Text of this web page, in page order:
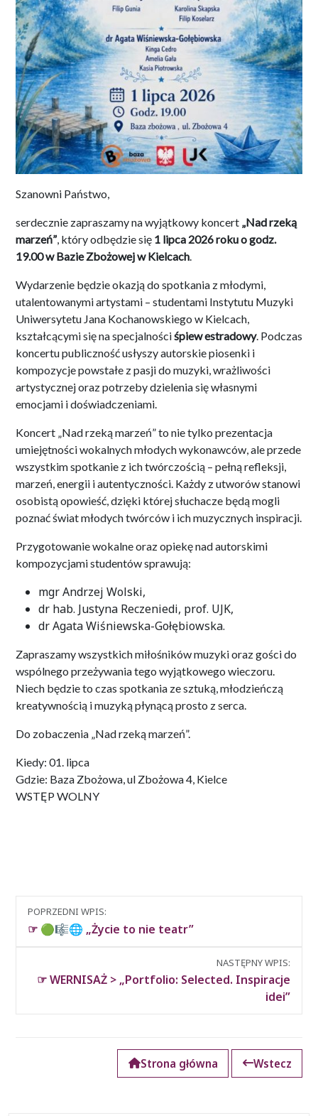
Szanowni Państwo,
serdecznie zapraszamy na wyjątkowy koncert „Nad rzeką
marzeń”, który odbędzie się 1 lipca 2026 roku o godz.
19.00 w Bazie Zbożowej w Kielcach.
Wydarzenie będzie okazją do spotkania z młodymi,
utalentowanymi artystami – studentami Instytutu Muzyki
Uniwersytetu Jana Kochanowskiego w Kielcach,
kształcącymi się na specjalnościśpiew estradowy. Podczas
koncertu publiczność usłyszy autorskie piosenki i
kompozycje powstałe z pasji do muzyki, wrażliwości
artystycznej oraz potrzeby dzielenia się własnymi
emocjami i doświadczeniami.
Koncert „Nad rzeką marzeń” to nie tylko prezentacja
umiejętności wokalnych młodych wykonawców, ale przede
wszystkim spotkanie z ich twórczością – pełną refleksji,
marzeń, energii i autentyczności. Każdy z utworów stanowi
osobistą opowieść, dzięki której słuchacze będą mogli
poznać świat młodych twórców i ich muzycznych inspiracji.
Przygotowanie wokalne oraz opiekę nad autorskimi
kompozycjami studentów sprawują:
mgr Andrzej Wolski,
dr hab. Justyna Reczeniedi, prof. UJK,
dr Agata Wiśniewska-Gołębiowska.
Zapraszamy wszystkich miłośników muzyki oraz gości do
wspólnego przeżywania tego wyjątkowego wieczoru.
Niech będzie to czas spotkania ze sztuką, młodzieńczą
kreatywnością i muzyką płynącą prosto z serca.
Do zobaczenia „Nad rzeką marzeń”.
Kiedy: 01. lipca
Gdzie: Baza Zbożowa, ul Zbożowa 4, Kielce
WSTĘP WOLNY
Nawigacja
między
POPRZEDNI WPIS:
☞ 🟢🎼🌐 „Życie to nie teatr”
NASTĘPNY WPIS:
☞ WERNISAŻ > „Portfolio: Selected. Inspiracje
idei”
Strona główna Wstecz